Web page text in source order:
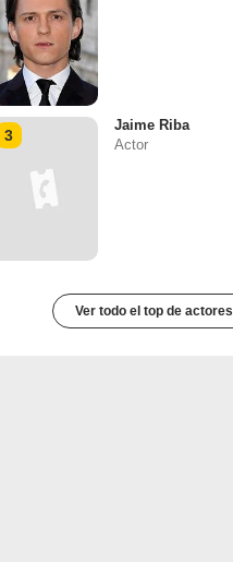
3
Jaime Riba
Actor
Ver todo el top de actores